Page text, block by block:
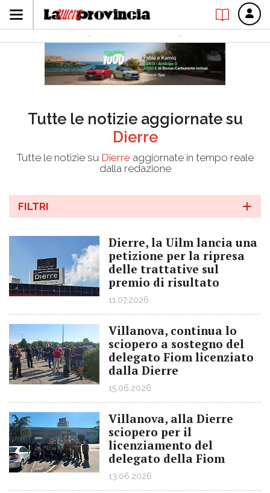
Tutte le notizie aggiornate su
Dierre
Tutte le notizie su Dierre aggiornate in tempo reale
dalla redazione
FILTRI
Dierre, la Uilm lancia una
petizione per la ripresa
delle trattative sul
premio di risultato
11.07.2026
Villanova, continua lo
sciopero a sostegno del
delegato Fiom licenziato
dalla Dierre
15.06.2026
Villanova, alla Dierre
sciopero per il
licenziamento del
delegato della Fiom
13.06.2026